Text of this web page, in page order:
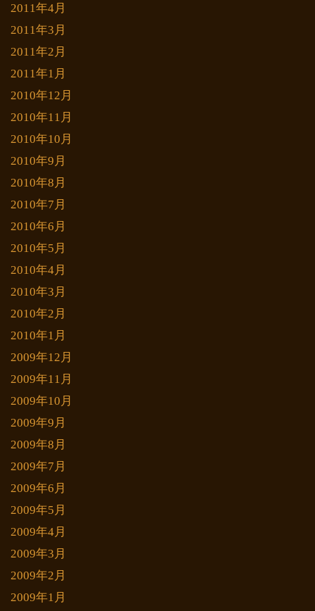
2011年4月
2011年3月
2011年2月
2011年1月
2010年12月
2010年11月
2010年10月
2010年9月
2010年8月
2010年7月
2010年6月
2010年5月
2010年4月
2010年3月
2010年2月
2010年1月
2009年12月
2009年11月
2009年10月
2009年9月
2009年8月
2009年7月
2009年6月
2009年5月
2009年4月
2009年3月
2009年2月
2009年1月